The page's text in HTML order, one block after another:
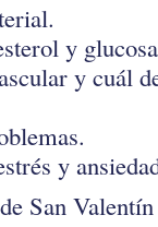
y
y cuál
y
San